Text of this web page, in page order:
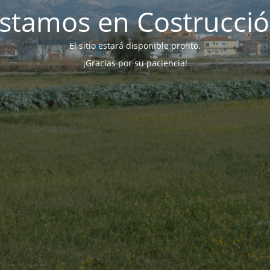
en
El sitio estará disponible pronto.
¡Gracias por su paciencia!